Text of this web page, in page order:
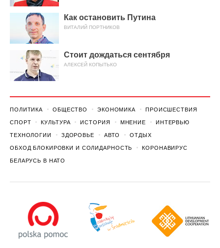
Как остановить Путина
ВИТАЛИЙ ПОРТНИКОВ
Стоит дождаться сентября
АЛЕКСЕЙ КОПЫТЬКО
ПОЛИТИКА ОБЩЕСТВО ЭКОНОМИКА ПРОИСШЕСТВИЯ
СПОРТ КУЛЬТУРА ИСТОРИЯ МНЕНИЕ ИНТЕРВЬЮ
ТЕХНОЛОГИИ ЗДОРОВЬЕ АВТО ОТДЫХ
ОБХОД БЛОКИРОВКИ И СОЛИДАРНОСТЬ КОРОНАВИРУС
БЕЛАРУСЬ В НАТО